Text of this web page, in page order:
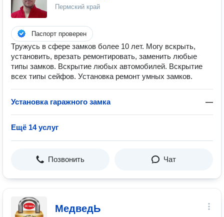
Пермский край
Паспорт проверен
Тружусь в сфере замков более 10 лет. Могу вскрыть,
установить, врезать ремонтировать, заменить любые
типы замков. Вскрытие любых автомобилей. Вскрытие
всех типы сейфов. Установка ремонт умных замков.
Установка гаражного замка —
Ещё 14 услуг
Позвонить Чат
МедведЬ